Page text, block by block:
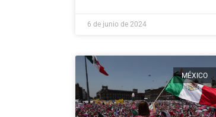
que demostraron un sentido de
democrático.Leer más
6 de junio de 2024
MÉXICO